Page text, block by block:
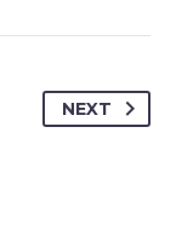
NEXT